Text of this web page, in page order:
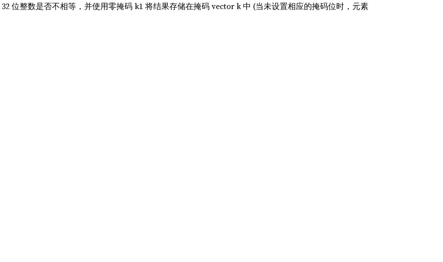
位整数是否不相等，并使用零掩码 k1 将结果存储在掩码 vector k 中 (当未设置相应的掩码位时，元素